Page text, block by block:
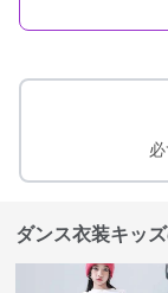
ダンス衣装キッ